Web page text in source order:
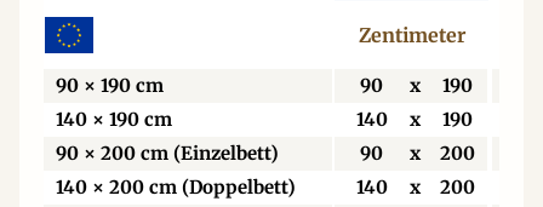
Zentimeter
90 × 190 cm 90 x 190
140 × 190 cm
140 x 190
90 × 200 cm (Einzelbett)
90 x 200
140 × 200 cm (Doppelbett)
140 x 200